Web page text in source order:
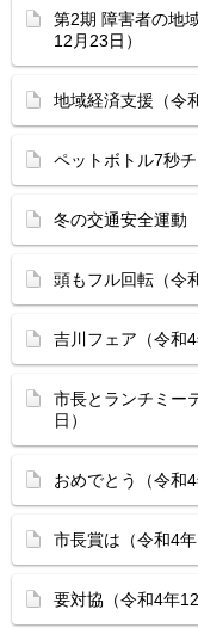
第2期 障害者の地
12月23日）
地域経済支援（令
ペットボトル7秒
冬の交通安全運動
頭もフル回転（令
吉川フェア（令和4
市長とランチミー
日）
おめでとう（令和4
市長賞は（令和4年
要対協（令和4年12